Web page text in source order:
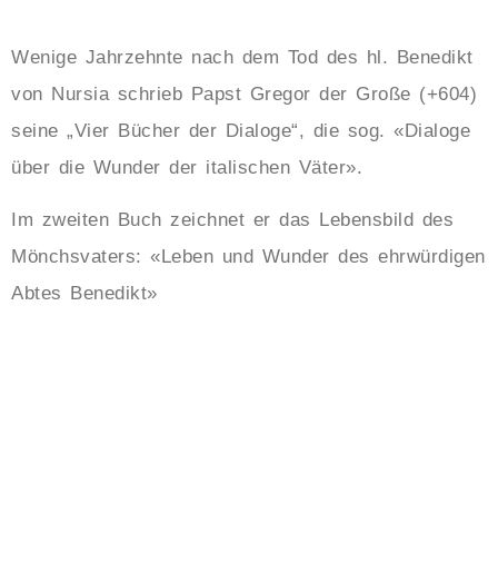
Wenige Jahrzehnte nach dem Tod des hl. Benedikt
von Nursia schrieb Papst Gregor der Große (+604)
seine „Vier Bücher der Dialoge“, die sog. «Dialoge
über die Wunder der italischen Väter».
Im zweiten Buch zeichnet er das Lebensbild des
Mönchsvaters: «Leben und Wunder des ehrwürdigen
Abtes Benedikt»